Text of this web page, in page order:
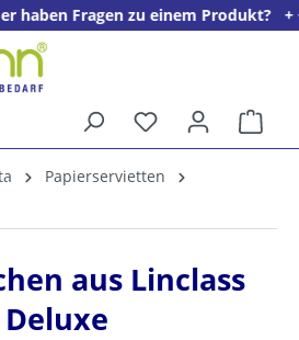
zu einem Produkt? + + + Wir
Papierservietten
aus Linclass